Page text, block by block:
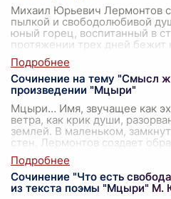
Михаил Юрьевич Лермонтов
пылкой и свободолюбивой
юный горец, воспитанный в
протяжении трех дней бежит
Сочинение на тему "Смысл
произведении "Мцыри"
Мцыри… Имя, звучащее как
ветра, как крик души,
землей. В маленьком,
стен, Лермонтов создает
Сочинение "Что есть
из текста поэмы "Мцыри" М.